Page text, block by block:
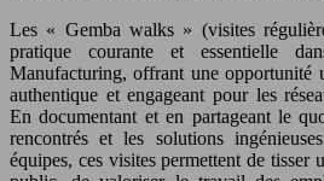
Les « Gemba walks » (visites
pratique courante et essentielle
Manufacturing, offrant une opportunité
authentique et engageant pour les
En documentant et en partageant le
rencontrés et les solutions
équipes, ces visites permettent de tisser